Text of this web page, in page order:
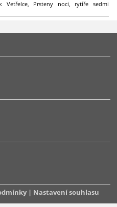
Vetřelce, Prsteny noci, rytíře sedmi
Nastavení souhlasu